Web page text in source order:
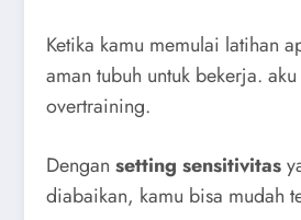
Ketika kamu memulai latihan
aman tubuh untuk bekerja.
overtraining.
Dengan setting sensitivitas
diabaikan, kamu bisa mudah